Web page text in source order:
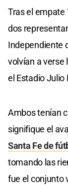
Tras el empate
dos
Independiente
volvían a verse
el Estadio Julio
Ambos tenían
signifique el
Santa Fe de
tomando las
fue el conjunto